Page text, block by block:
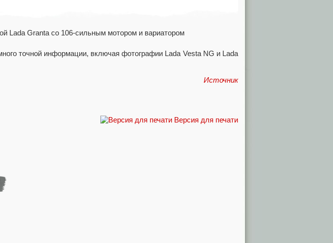
точной информации, включая фотографии Lada Vesta NG и Lada
Источник
Версия для печати